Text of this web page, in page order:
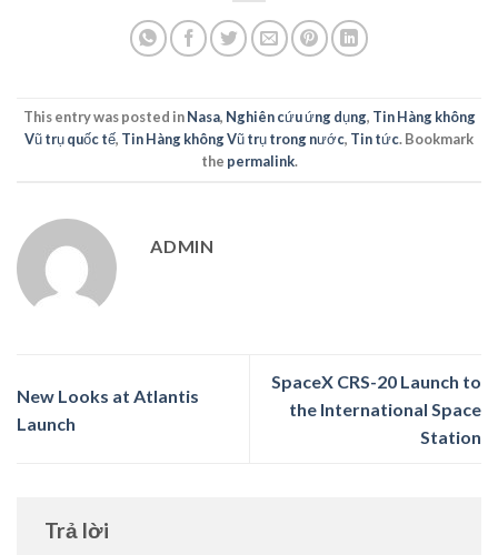
This entry was posted inNasa, Nghiên cứu ứng dụng, Tin Hàng không
Vũ trụ quốc tế, Tin Hàng không Vũ trụ trong nước, Tin tức. Bookmark
the permalink.
ADMIN
New Looks at Atlantis
Launch
SpaceX CRS-20 Launch to
the International Space
Station
Trả lời